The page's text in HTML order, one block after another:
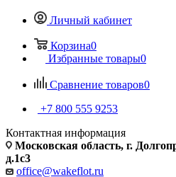
Личный кабинет
Корзина0
Избранные товары0
Сравнение товаров0
+7 800 555 9253
Контактная информация
Московская область, г.
д.1с3
office@wakeflot.ru